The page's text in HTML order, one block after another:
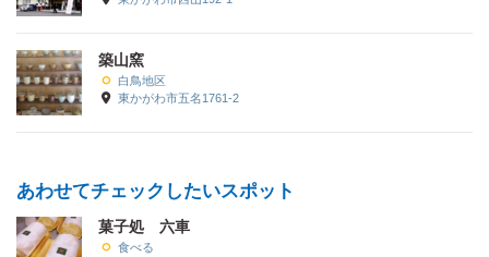
築山窯
白鳥地区
東かがわ市五名1761-2
あわせてチェックしたいスポット
菓子処 六車
食べる